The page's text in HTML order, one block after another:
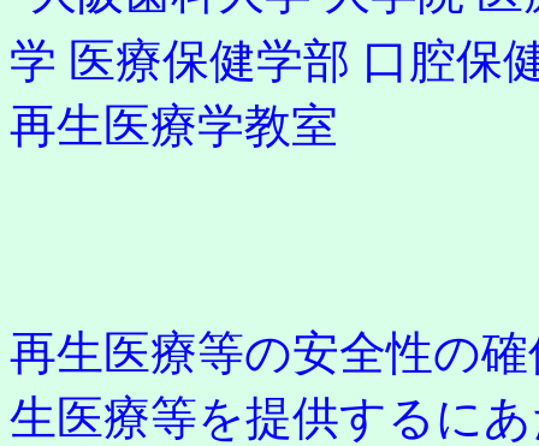
学 医療保健学部 口腔保
再生医療学教室
再生医療等の安全性の
生医療等を提供するに